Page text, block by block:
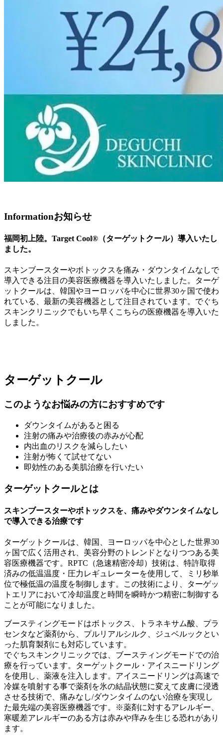
Informationお知らせ
福岡初上陸。Target Cool®（ターゲットクール）導入いたし
ました。
スキンブースターやボトックスを痛み・ダウンタイムなしで
導入できる注目の美容医療機器を導入いたしました。ターゲ
ットクールは、韓国やヨーロッパを中心に世界30ヶ国で使わ
れている、最新の美容機器として注目されています。でぐち
スキンクリニックでもいち早くこちらの医療機器を導入いた
しました。
ターゲットクール
このようなお悩みの方におすすめです
ダウンタイムがあると困る
注射の痛みや治療後の赤みが心配
内出血のリスクを減らしたい
注射が怖くて試せてない
即効性のある美肌治療を行いたい
ターゲットクールとは
スキンブースターやボトックスを、痛みやダウンタイムなし
で導入できる治療です
ターゲットクールは、韓国、ヨーロッパを中心とした世界30
ヶ国で広く活用され、美容分野のトレンドとなりつつある美
容医療機器です。RPTC（急速精密冷却）技術は、特許取得
済みの低温温度・圧力レギュレーターを使用して、ミリ秒単
位で極低温の温度を制御します。この技術により、ターゲッ
トエリアにおいて冷却温度と時間を瞬時かつ精密に制御する
ことが可能になりました。
ブースティングモードはボトックス、トラネキサム酸、プラ
センタなど薬剤から、プルリアルシルク、ジュベルックとい
った肌育製剤にも対応しています。
でぐちスキンクリニックでは、ブースティングモードでの治
療を行っています。ターゲットクール・アイスニードリング
を使用し、薬液を注入します。アイスニードリングは高速で
冷媒を噴射する事で薬剤を氷の結晶状態に変えて皮膚に浸透
させる技術で、痛みなし/ダウンタイムのない治療を実現し
た最先端の美容医療機器です。※薬剤に対するアレルギー、
寒暖差アレルギーのある方は赤みや痒みを生じる恐れがあり
ます。